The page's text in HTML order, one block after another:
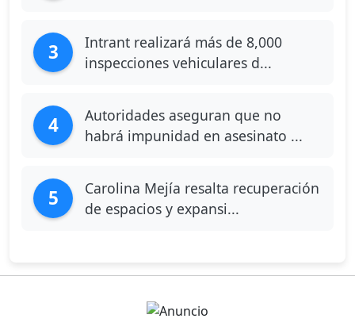
3
Intrant realizará más de 8,000
inspecciones vehiculares d...
4
Autoridades aseguran que no
habrá impunidad en asesinato ...
5
Carolina Mejía resalta recuperación
de espacios y expansi...